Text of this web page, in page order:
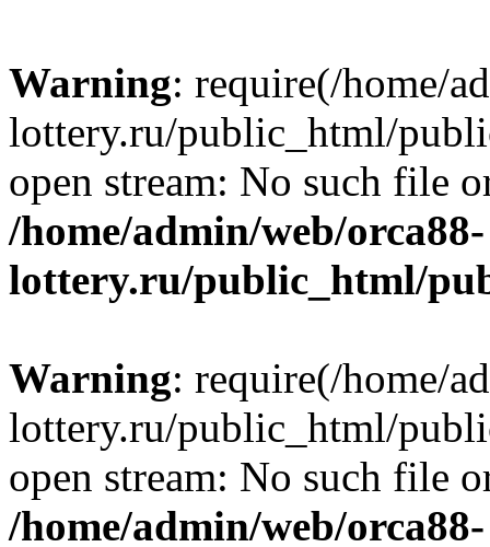
Warning: require(/home/
lottery.ru/public_html/
open stream: No such file
/home/admin/web/orca88-
lottery.ru/public_html/
Warning: require(/home/
lottery.ru/public_html/
open stream: No such file
/home/admin/web/orca88-